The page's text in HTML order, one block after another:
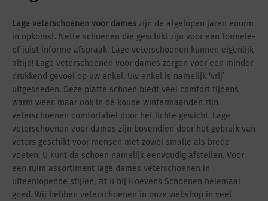
Lage veterschoenen voor dames zijn de afgelopen jaren enorm
in opkomst. Nette schoenen die geschikt zijn voor een formele-
of juist informe afspraak. Lage veterschoenen kunnen eigenlijk
altijd! Lage veterschoenen voor dames zorgen voor een minder
drukkend gevoel op uw enkel. Uw enkel is namelijk ‘vrij’
uitgesneden. Deze platte schoen biedt veel comfort tijdens
warm weer, maar ook in de koude wintermaanden zijn
veterschoenen comfortabel door het lichte gewicht. Lage
veterschoenen voor dames zijn bovendien door het gebruik van
veters geschikt voor mensen met zowel smalle als brede
voeten. U kunt de schoen namelijk eenvoudig afstellen. Voor
een ruim assortiment lage dames veterschoenen in
uiteenlopende stijlen, zit u bij Hoevens Schoenen helemaal
goed. Wij hebben veterschoenen in onze webshop in veel